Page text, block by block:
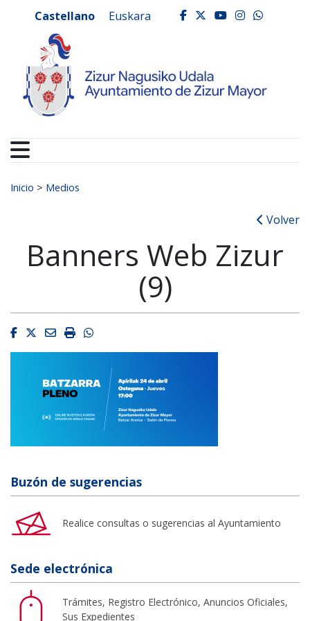
Ayuntamiento de
Castellano Euskara facebook
twitter
youtube
Buscar:
Inicio > Medios
Volver
Banners Web Zizur
(9)
Facebook
Twitter
EmailImprimirWhatsapp
Buzón de sugerencias
Realice consultas o sugerencias al Ayuntamiento
Sede electrónica
Trámites, Registro Electrónico, Anuncios Oficiales,
Sus Expedientes